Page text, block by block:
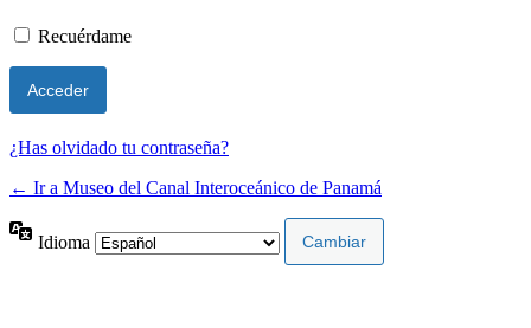
Recuérdame
¿Has olvidado tu contraseña?
← Ir a Museo del Canal Interoceánico de Panamá
Idioma